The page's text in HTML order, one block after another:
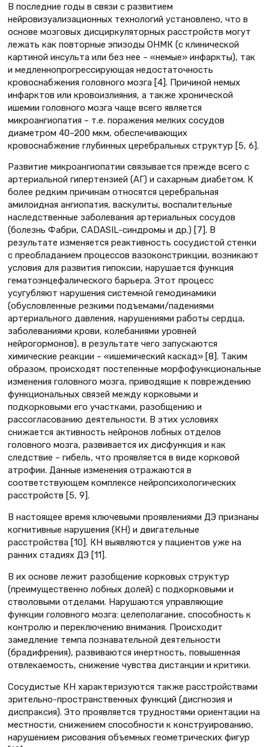
В последние годы в связи с развитием
нейровизуализационных технологий установлено, что в
основе мозговых дисциркуляторных расстройств могут
лежать как повторные эпизоды ОНМК (с клинической
картиной инсульта или без нее – «немые» инфаркты), так
и медленнопрогрессирующая недостаточность
кровоснабжения головного мозга [4]. Причиной немых
инфарктов или кровоизлияния, а также хронической
ишемии головного мозга чаще всего является
микроангиопатия – т.е. поражения мелких сосудов
диаметром 40–200 мкм, обеспечивающих
кровоснабжение глубинных церебральных структур [5, 6].
Развитие микроангиопатии связывается прежде всего с
артериальной гипертензией (АГ) и сахарным диабетом. К
более редким причинам относятся церебральная
амилоидная ангиопатия, васкулиты, воспалительные
наследственные заболевания артериальных сосудов
(болезнь Фабри, CADASIL-синдромы и др.) [7]. В
результате изменяется реактивность сосудистой стенки
с преобладанием процессов вазоконстрикции, возникают
условия для развития гипоксии, нарушается функция
гематоэнцефалического барьера. Этот процесс
усугубляют нарушения системной гемодинамики
(обусловленные резкими подъемами/падениями
артериального давления, нарушениями работы сердца,
заболеваниями крови, колебаниями уровней
нейрогормонов), в результате чего запускаются
химические реакции – «ишемический каскад» [8]. Таким
образом, происходят постепенные морфофункциональные
изменения головного мозга, приводящие к повреждению
функциональных связей между корковыми и
подкорковыми его участками, разобщению и
рассогласованию деятельности. В этих условиях
снижается активность нейронов лобных отделов
головного мозга, развивается их дисфункция и как
следствие – гибель, что проявляется в виде корковой
атрофии. Данные изменения отражаются в
соответствующем комплексе нейропсихологических
расстройств [5, 9].
В настоящее время ключевыми проявлениями ДЭ признаны
когнитивные нарушения (КН) и двигательные
расстройства [10]. КН выявляются у пациентов уже на
ранних стадиях ДЭ [11].
В их основе лежит разобщение корковых структур
(преимущественно лобных долей) с подкорковыми и
стволовыми отделами. Нарушаются управляющие
функции головного мозга: целеполагание, способность к
контролю и переключению внимания. Происходит
замедление темпа познавательной деятельности
(брадифрения), развиваются инертность, повышенная
отвлекаемость, снижение чувства дистанции и критики.
Сосудистые КН характеризуются также расстройствами
зрительно-пространственных функций (дисгнозия и
диспраксия). Это проявляется трудностями ориентации на
местности, снижением способности к конструированию,
нарушением рисования объемных геометрических фигур